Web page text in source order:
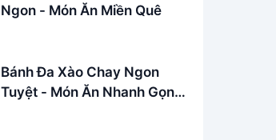
Ngon - Món Ăn Miền Quê
Bánh Đa Xào Chay Ngon
Tuyệt - Món Ăn Nhanh Gọn,